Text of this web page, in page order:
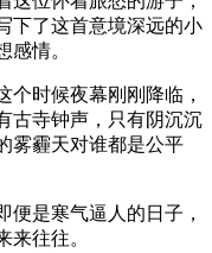
下了这首意境深远的小
感情。
个时候夜幕刚刚降临，
古寺钟声，只有阴沉沉
雾霾天对谁都是公平
便是寒气逼人的日子，
来往往。